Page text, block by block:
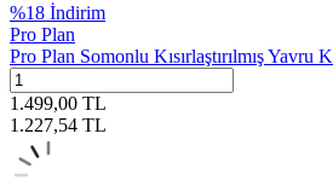
%18 İndirim
Pro Plan
Pro Plan Somonlu Kısırlaştırılmış Yavru
1.499,00 TL
1.227,54 TL